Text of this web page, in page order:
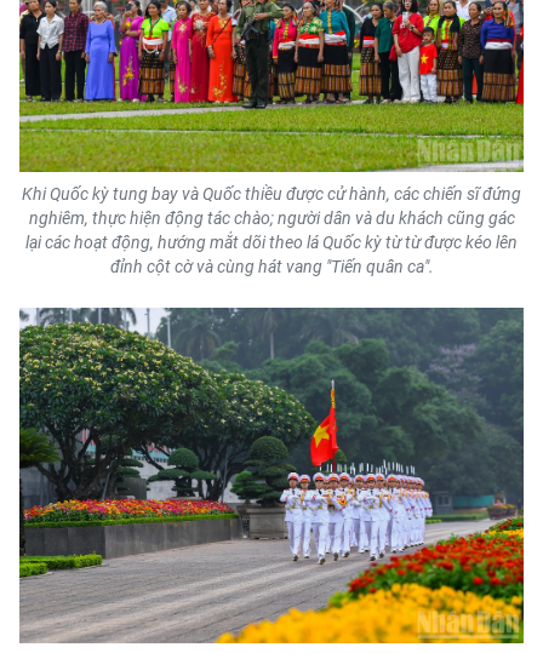
Khi Quốc kỳ tung bay và Quốc thiều được cử hành, các chiến sĩ đứng
nghiêm, thực hiện động tác chào; người dân và du khách cũng gác
lại các hoạt động, hướng mắt dõi theo lá Quốc kỳ từ từ được kéo lên
đỉnh cột cờ và cùng hát vang "Tiến quân ca".